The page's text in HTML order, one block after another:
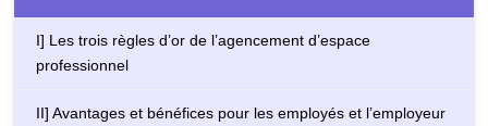
I] Les trois règles d’or de l’agencement d’espace
professionnel
II] Avantages et bénéfices pour les employés et l’employeur